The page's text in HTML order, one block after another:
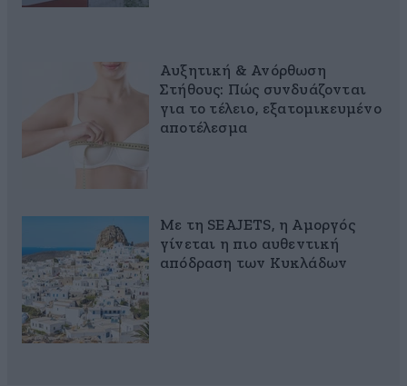
Αυξητική & Ανόρθωση
Στήθους: Πώς συνδυάζονται
για το τέλειο, εξατομικευμένο
αποτέλεσμα
Με τη SEAJETS, η Αμοργός
γίνεται η πιο αυθεντική
απόδραση των Κυκλάδων